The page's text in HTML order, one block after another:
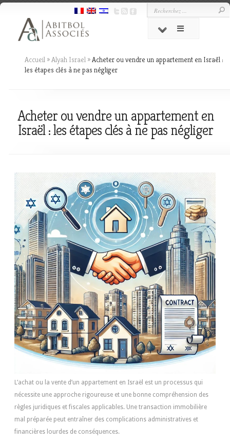
Accueil »Alyah Israel »Acheter ou vendre un appartement en Israël :
les étapes clés à ne pas négliger
Acheter ou vendre un appartement en
Israël : les étapes clés à ne pas négliger
L’achat ou la vente d’un appartement en Israël est un processus qui
nécessite une approche rigoureuse et une bonne compréhension des
règles juridiques et fiscales applicables. Une transaction immobilière
mal préparée peut entraîner des complications administratives et
financières lourdes de conséquences.